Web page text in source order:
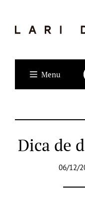
Menu
Dica de
06/12/